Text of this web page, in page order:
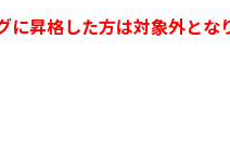
昇格した方は対象外とな